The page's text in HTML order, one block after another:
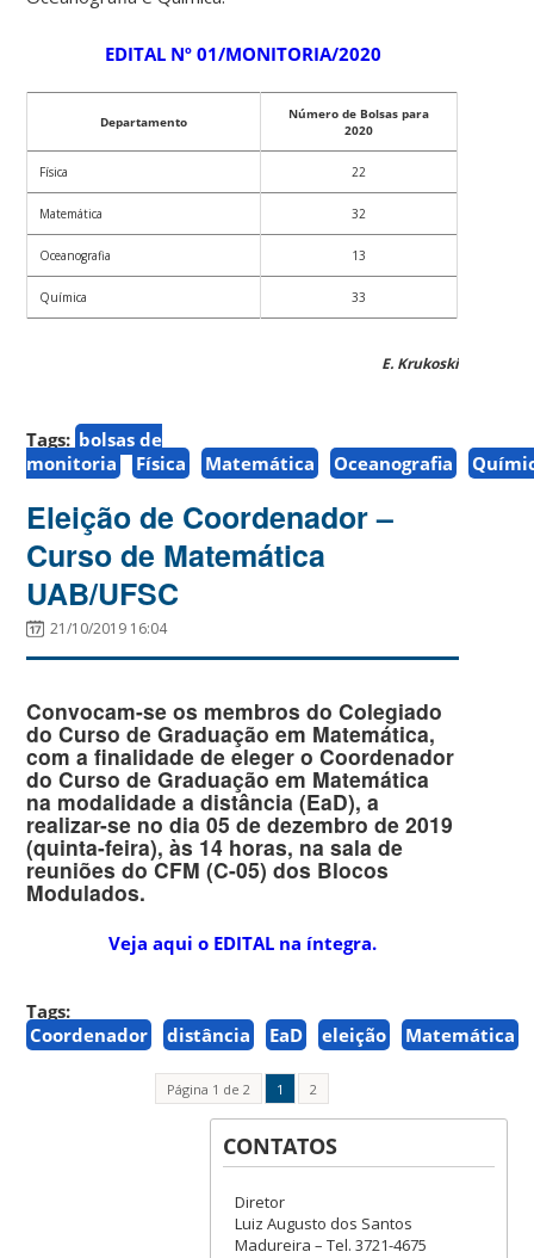
EDITAL Nº 01/MONITORIA/2020
Departamento
Número de Bolsas para
2020
Física 22
Matemática 32
Oceanografia 13
Química 33
E. Krukoski
Tags: bolsas de
monitoria
Física Matemática Oceanografia
Eleição de Coordenador –
Curso de Matemática
UAB/UFSC
21/10/2019 16:04
Convocam-se os membros do Colegiado
do Curso de Graduação em Matemática,
com a finalidade de eleger o Coordenador
do Curso de Graduação em Matemática
na modalidade a distância (EaD), a
realizar-se no dia05 de dezembro de 2019
(quinta-feira), às 14 horas, na sala de
reuniões do CFM (C-05)dos Blocos
Modulados.
Veja aqui o EDITAL na íntegra.
Tags:
Coordenador
distância EaD eleição Matemática
Página 1 de 2 1 2
CONTATOS
Diretor
Luiz Augusto dos Santos
Madureira – Tel. 3721-4675